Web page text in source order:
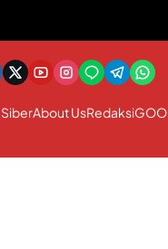
About UsRedaksi